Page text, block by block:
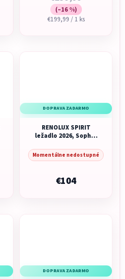
(–16 %)
Jednotková
€199,99 / 1 ks
DOPRAVA ZADARMO
RENOLUX SPIRIT
ležadlo 2026, Sophie
Momentálne nedostupné
€104
DOPRAVA ZADARMO